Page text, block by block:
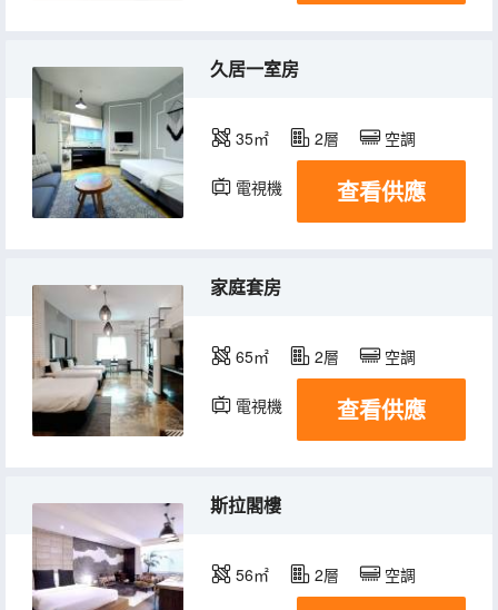
久居一室房
35㎡ 2層 空調
電視機 冰箱
查看供應
家庭套房
65㎡ 2層 空調
電視機 冰箱
查看供應
斯拉閣樓
56㎡ 2層 空調